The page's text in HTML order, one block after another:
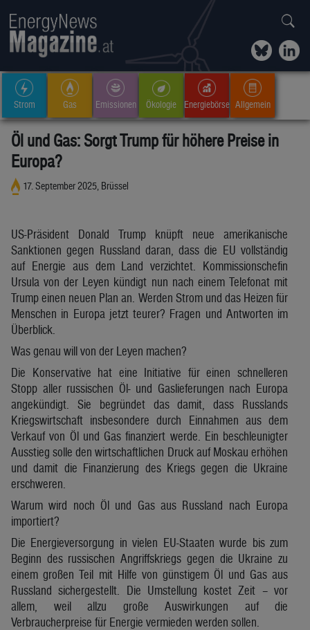
Strom Gas Emissionen Ökologie Energiebörse Allgemein
Öl und Gas: Sorgt Trump für höhere Preise in
Europa?
17. September 2025, Brüssel
US-Präsident Donald Trump knüpft neue amerikanische
Sanktionen gegen Russland daran, dass die EU vollständig
auf Energie aus dem Land verzichtet. Kommissionschefin
Ursula von der Leyen kündigt nun nach einem Telefonat mit
Trump einen neuen Plan an. Werden Strom und das Heizen für
Menschen in Europa jetzt teurer? Fragen und Antworten im
Überblick.
Was genau will von der Leyen machen?
Die Konservative hat eine Initiative für einen schnelleren
Stopp aller russischen Öl- und Gaslieferungen nach Europa
angekündigt. Sie begründet das damit, dass Russlands
Kriegswirtschaft insbesondere durch Einnahmen aus dem
Verkauf von Öl und Gas finanziert werde. Ein beschleunigter
Ausstieg solle den wirtschaftlichen Druck auf Moskau erhöhen
und damit die Finanzierung des Kriegs gegen die Ukraine
erschweren.
Warum wird noch Öl und Gas aus Russland nach Europa
importiert?
Die Energieversorgung in vielen EU-Staaten wurde bis zum
Beginn des russischen Angriffskriegs gegen die Ukraine zu
einem großen Teil mit Hilfe von günstigem Öl und Gas aus
Russland sichergestellt. Die Umstellung kostet Zeit – vor
allem, weil allzu große Auswirkungen auf die
Verbraucherpreise für Energie vermieden werden sollen.